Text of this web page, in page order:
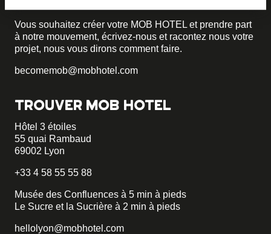
Vous souhaitez créer votre MOB HOTEL et prendre part
à notre mouvement, écrivez-nous et racontez nous votre
projet, nous vous dirons comment faire.
becomemob@mobhotel.com
TROUVER MOB HOTEL
Hôtel 3 étoiles
55 quai Rambaud
69002 Lyon
+33 4 58 55 55 88
Musée des Confluences à 5 min à pieds
Le Sucre et la Sucrière à 2 min à pieds
hellolyon@mobhotel.com